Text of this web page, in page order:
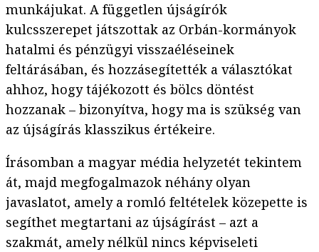
munkájukat. A független újságírók
kulcsszerepet játszottak az Orbán-kormányok
hatalmi és pénzügyi visszaéléseinek
feltárásában, és hozzásegítették a választókat
ahhoz, hogy tájékozott és bölcs döntést
hozzanak – bizonyítva, hogy ma is szükség van
az újságírás klasszikus értékeire.
Írásomban a magyar média helyzetét tekintem
át, majd megfogalmazok néhány olyan
javaslatot, amely a romló feltételek közepette is
segíthet megtartani az újságírást – azt a
szakmát, amely nélkül nincs képviseleti